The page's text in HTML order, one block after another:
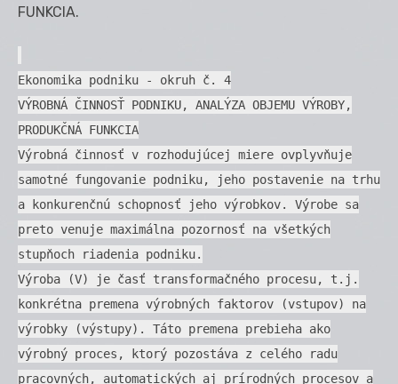
FUNKCIA.
Ekonomika podniku - okruh č. 4
VÝROBNÁ ČINNOSŤ PODNIKU, ANALÝZA OBJEMU VÝROBY,
PRODUKČNÁ FUNKCIA
Výrobná činnosť v rozhodujúcej miere ovplyvňuje
samotné fungovanie podniku, jeho postavenie na trhu
a konkurenčnú schopnosť jeho výrobkov. Výrobe sa
preto venuje maximálna pozornosť na všetkých
stupňoch riadenia podniku.
Výroba (V) je časť transformačného procesu, t.j.
konkrétna premena výrobných faktorov (vstupov) na
výrobky (výstupy). Táto premena prebieha ako
výrobný proces, ktorý pozostáva z celého radu
pracovných, automatických aj prírodných procesov a